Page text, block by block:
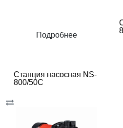
Подробнее
Станция насосная NS-
800/50C